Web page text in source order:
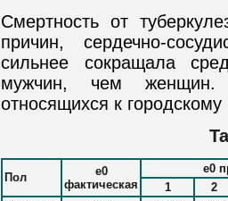
Смертность от
причин, сердечно-
сильнее сокращала
мужчин, чем
относящихся к
Пол
e0
фактическая
e0
1
2